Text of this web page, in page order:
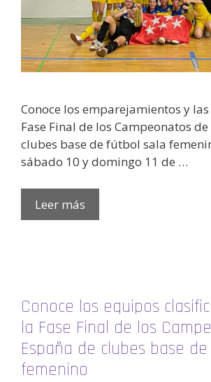
Conoce los emparejamientos y las
Fase Final de los Campeonatos
clubes base de fútbol sala
sábado 10 y domingo 11 de …
Leer más
Conoce los equipos
la Fase Final de los
España de clubes base
femenino